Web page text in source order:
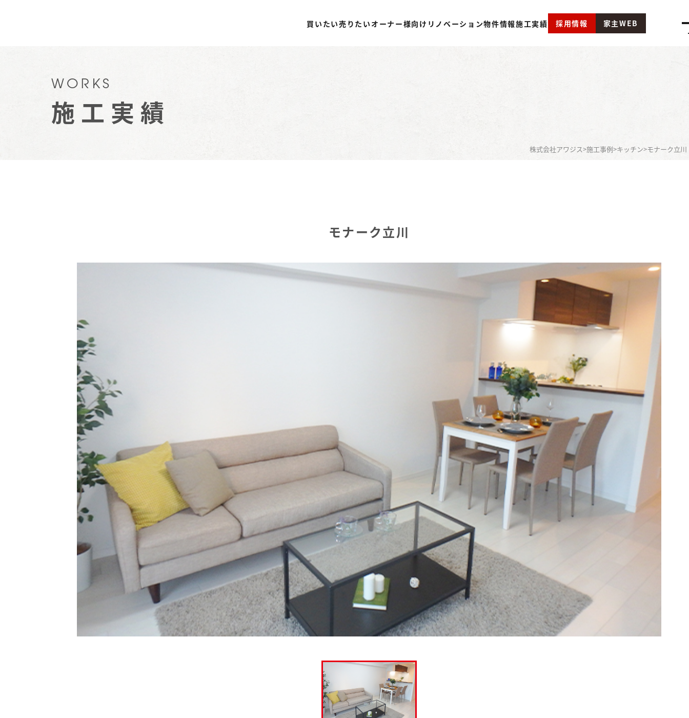
買いたい売りたい オーナー様向け リノベーション物件情報施工実績 採用情報 家主WEB
WORKS
施工実績
株式会社アワジス>施工事例>キッチン>モナーク立川
モナーク立川